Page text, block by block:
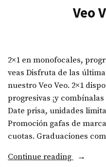
Veo
2×1 en monofocales,
veas Disfruta de las
nuestro Veo Veo. 2×1
progresivas ¡y
Date prisa, unidades
Promoción gafas de
cuotas. Graduaciones
Continue reading
«Veo